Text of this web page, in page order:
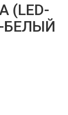
(LED-
БЕЛЫЙ